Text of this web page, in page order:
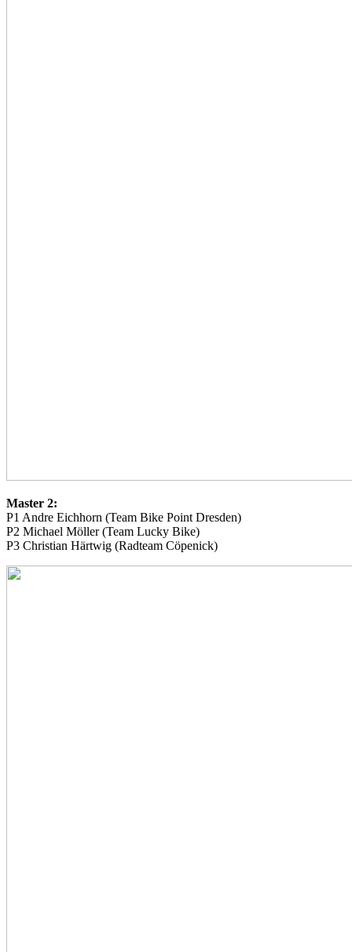
Master 2:
P1 Andre Eichhorn (Team Bike Point Dresden)
P2 Michael Möller (Team Lucky Bike)
P3 Christian Härtwig (Radteam Cöpenick)